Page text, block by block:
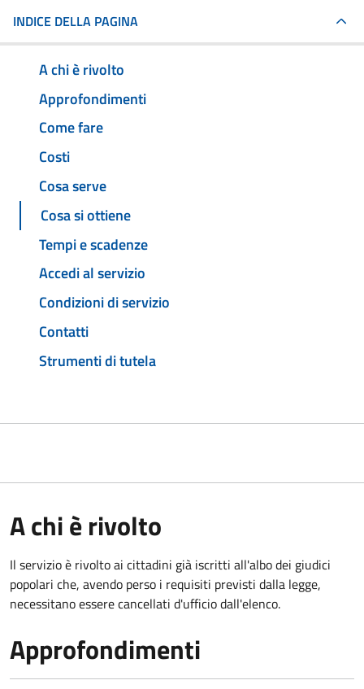
INDICE DELLA PAGINA
A chi è rivolto
Approfondimenti
Come fare
Costi
Cosa serve
Cosa si ottiene
Tempi e scadenze
Accedi al servizio
Condizioni di servizio
Contatti
Strumenti di tutela
A chi è rivolto
Il servizio è rivolto ai cittadini già iscritti all'albo dei giudici
popolari che, avendo perso i requisiti previsti dalla legge,
necessitano essere cancellati d'ufficio dall'elenco.
Approfondimenti